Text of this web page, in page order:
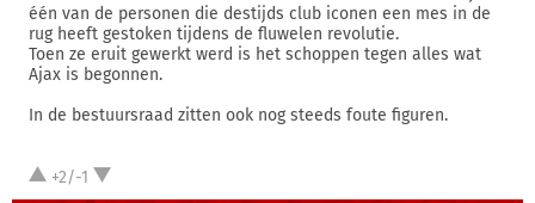
één van de personen die destijds club iconen een mes in de
rug heeft gestoken tijdens de fluwelen revolutie.
Toen ze eruit gewerkt werd is het schoppen tegen alles wat
Ajax is begonnen.
In de bestuursraad zitten ook nog steeds foute figuren.
+2/-1